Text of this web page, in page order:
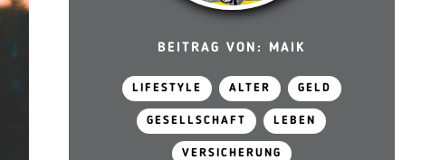
BEITRAG VON: MAIK
LIFESTYLE ALTER GELD
GESELLSCHAFT LEBEN
VERSICHERUNG